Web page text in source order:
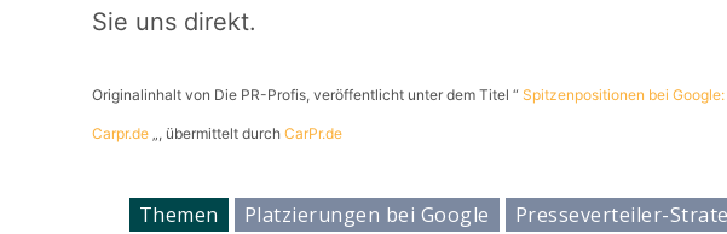
Sie uns direkt.
Originalinhalt von Die PR-Profis, veröffentlicht unter dem Titel “ Spitzenpositionen bei
Carpr.de „, übermittelt durch CarPr.de
Themen Platzierungen bei Google Presseverteiler-